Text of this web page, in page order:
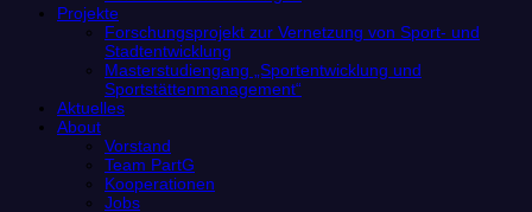
Projekte
Forschungsprojekt zur Vernetzung von Sport- und
Stadtentwicklung
Masterstudiengang „Sportentwicklung und
Sportstättenmanagement“
Aktuelles
About
Vorstand
Team PartG
Kooperationen
Jobs